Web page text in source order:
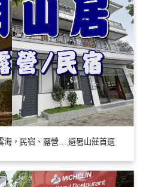
海，民宿、露營….避暑山莊首選